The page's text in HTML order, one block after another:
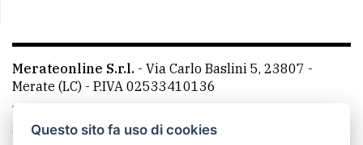
Merateonline S.r.l. - Via Carlo Baslini 5, 23807 -
Merate (LC) - P.IVA 02533410136
Telefono:
mail: redazione@merateonline.it
Questo sito fa uso di cookies